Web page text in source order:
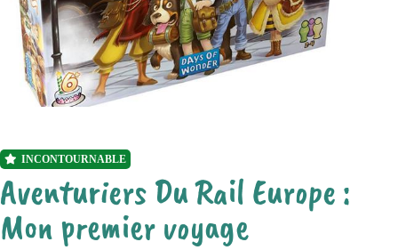
INCONTOURNABLE
Aventuriers Du Rail Europe :
Mon premier voyage